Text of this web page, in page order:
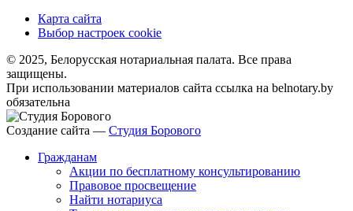
Карта сайта
Выбор настроек cookie
© 2025, Белорусская нотариальная палата. Все права
защищены.
При использовании материалов сайта ссылка на belnotary.by
обязательна
Создание сайта — Студия Борового
Гражданам
Акции по бесплатному консультированию
Правовое просвещение
Найти нотариуса